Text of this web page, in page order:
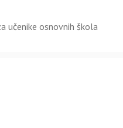
učenike osnovnih škola